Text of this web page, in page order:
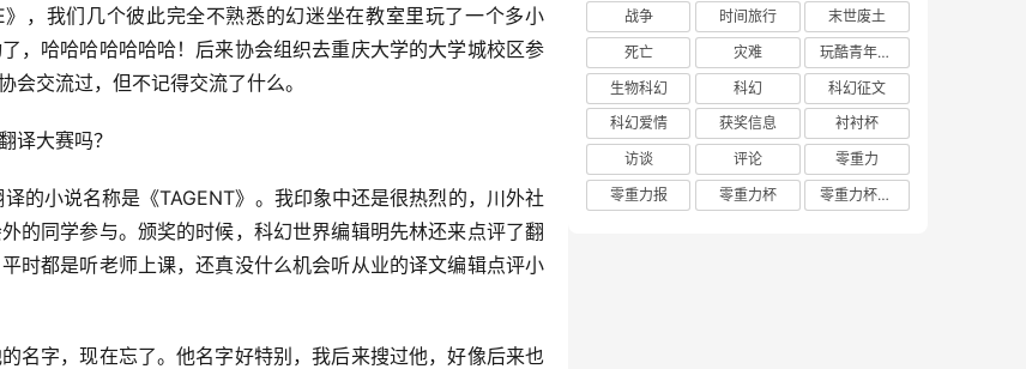
，我们几个彼此完全不熟悉的幻迷坐在教室里玩了一个多小
，哈哈哈哈哈哈哈！后来协会组织去重庆大学的大学城校区参
交流过，但不记得交流了什么。
译大赛吗？
的小说名称是《TAGENT》。我印象中还是很热烈的，川外社
的同学参与。颁奖的时候，科幻世界编辑明先林还来点评了翻
时都是听老师上课，还真没什么机会听从业的译文编辑点评小
名字，现在忘了。他名字好特别，我后来搜过他，好像后来也
战争
时间旅行
末世废土
死亡
灾难
玩酷青年零重力联合征文
生物科幻
科幻
科幻征文
科幻爱情
获奖信息
衬衬杯
访谈
评论
零重力
零重力报
零重力杯 零重力杯评论